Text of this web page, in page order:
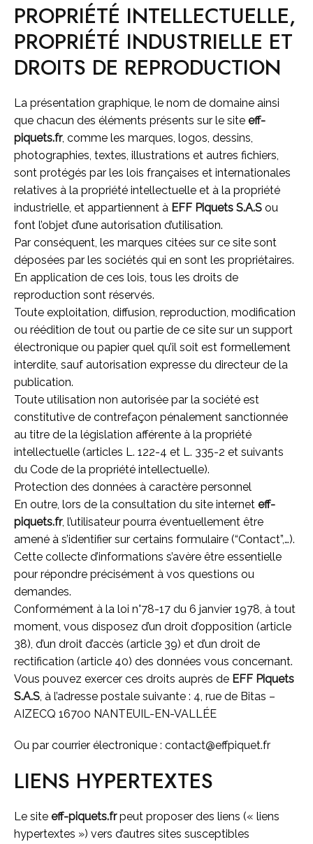
PROPRIÉTÉ INTELLECTUELLE,
PROPRIÉTÉ INDUSTRIELLE ET
DROITS DE REPRODUCTION
La présentation graphique, le nom de domaine ainsi
que chacun des éléments présents sur le site eff-
piquets.fr, comme les marques, logos, dessins,
photographies, textes, illustrations et autres fichiers,
sont protégés par les lois françaises et internationales
relatives à la propriété intellectuelle et à la propriété
industrielle, et appartiennent à EFF Piquets S.A.S ou
font l’objet d’une autorisation d’utilisation.
Par conséquent, les marques citées sur ce site sont
déposées par les sociétés qui en sont les propriétaires.
En application de ces lois, tous les droits de
reproduction sont réservés.
Toute exploitation, diffusion, reproduction, modification
ou réédition de tout ou partie de ce site sur un support
électronique ou papier quel qu’il soit est formellement
interdite, sauf autorisation expresse du directeur de la
publication.
Toute utilisation non autorisée par la société est
constitutive de contrefaçon pénalement sanctionnée
au titre de la législation afférente à la propriété
intellectuelle (articles L. 122-4 et L. 335-2 et suivants
du Code de la propriété intellectuelle).
Protection des données à caractère personnel
En outre, lors de la consultation du site internet eff-
piquets.fr, l’utilisateur pourra éventuellement être
amené à s’identifier sur certains formulaire (“Contact”,…).
Cette collecte d’informations s’avère être essentielle
pour répondre précisément à vos questions ou
demandes.
Conformément à la loi n°78-17 du 6 janvier 1978, à tout
moment, vous disposez d’un droit d’opposition (article
38), d’un droit d’accès (article 39) et d’un droit de
rectification (article 40) des données vous concernant.
Vous pouvez exercer ces droits auprès de EFF Piquets
S.A.S, à l’adresse postale suivante : 4, rue de Bitas –
AIZECQ 16700 NANTEUIL-EN-VALLÉE
Ou par courrier électronique : contact@effpiquet.fr
LIENS HYPERTEXTES
Le site eff-piquets.frpeut proposer des liens (« liens
hypertextes ») vers d’autres sites susceptibles